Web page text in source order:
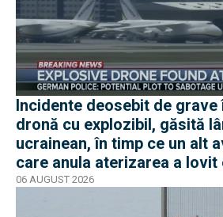
Incidente deosebit de grave
dronă cu explozibil, găsită
ucrainean, în timp ce un alt
care anula aterizarea a lovit
06 AUGUST 2026